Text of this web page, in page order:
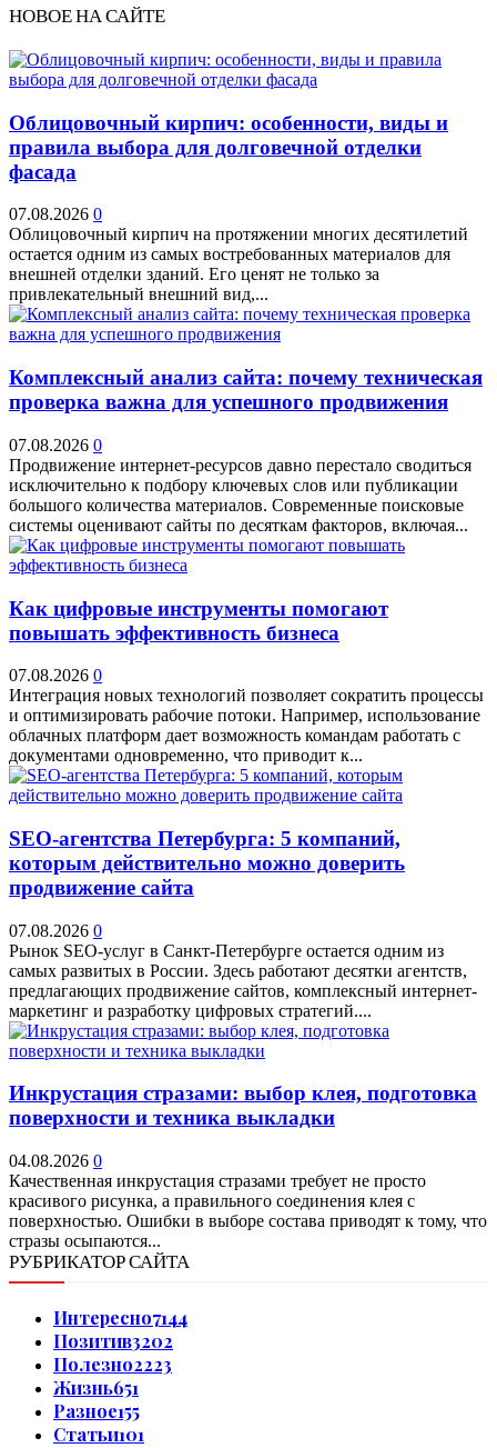
НОВОЕ НА САЙТЕ
Облицовочный кирпич: особенности, виды и
правила выбора для долговечной отделки
фасада
07.08.2026 0
Облицовочный кирпич на протяжении многих десятилетий
остается одним из самых востребованных материалов для
внешней отделки зданий. Его ценят не только за
привлекательный внешний вид,...
Комплексный анализ сайта: почему техническая
проверка важна для успешного продвижения
07.08.2026 0
Продвижение интернет-ресурсов давно перестало сводиться
исключительно к подбору ключевых слов или публикации
большого количества материалов. Современные поисковые
системы оценивают сайты по десяткам факторов, включая...
Как цифровые инструменты помогают
повышать эффективность бизнеса
07.08.2026 0
Интеграция новых технологий позволяет сократить процессы
и оптимизировать рабочие потоки. Например, использование
облачных платформ дает возможность командам работать с
документами одновременно, что приводит к...
SEO-агентства Петербурга: 5 компаний,
которым действительно можно доверить
продвижение сайта
07.08.2026 0
Рынок SEO-услуг в Санкт-Петербурге остается одним из
самых развитых в России. Здесь работают десятки агентств,
предлагающих продвижение сайтов, комплексный интернет-
маркетинг и разработку цифровых стратегий....
Инкрустация стразами: выбор клея, подготовка
поверхности и техника выкладки
04.08.2026 0
Качественная инкрустация стразами требует не просто
красивого рисунка, а правильного соединения клея с
поверхностью. Ошибки в выборе состава приводят к тому, что
стразы осыпаются...
РУБРИКАТОР САЙТА
Интересно7144
Позитив3202
Полезно2223
Жизнь651
Разное155
Статьи101